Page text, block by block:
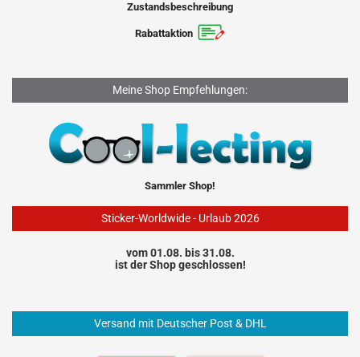
Zustandsbeschreibung
Rabattaktion
Meine Shop Empfehlungen:
Sammler Shop!
Sticker-Worldwide - Urlaub 2026
vom 01.08. bis 31.08.
ist der Shop geschlossen!
Versand mit Deutscher Post & DHL